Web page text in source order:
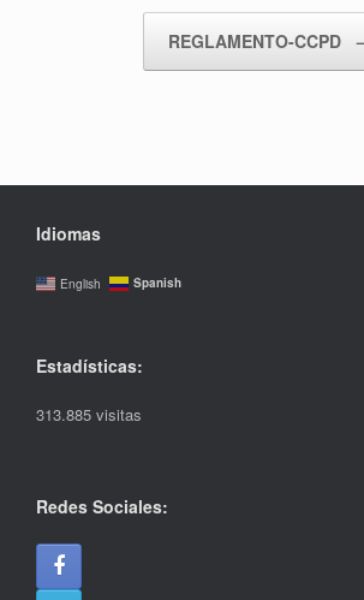
REGLAMENTO-CCPD
Idiomas
English Spanish
Estadísticas:
313.885 visitas
Redes Sociales: